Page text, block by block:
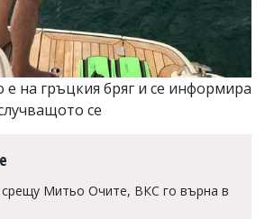
на гръцкия бряг и се информира
се
Митьо Очите, ВКС го върна в